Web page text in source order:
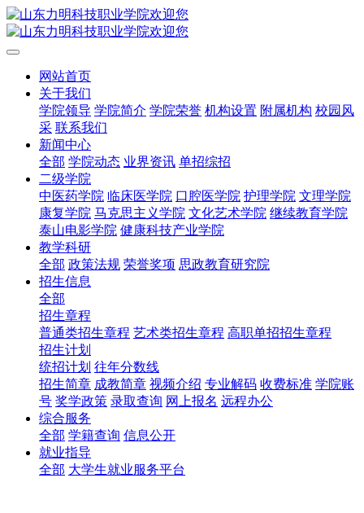
网站首页
关于我们
学院领导 学院简介 学院荣誉 机构设置 附属机构 校园风
采 联系我们
新闻中心
全部 学院动态 业界资讯 单招综招
二级学院
中医药学院 临床医学院 口腔医学院 护理学院 文理学院
康复学院 马克思主义学院 文化艺术学院 继续教育学院
泰山电影学院 健康科技产业学院
教学科研
全部 政策法规 荣誉奖项 思政教育研究院
招生信息
全部
招生章程
普通类招生章程 艺术类招生章程 高职单招招生章程
招生计划
统招计划 往年分数线
招生简章 成教简章 视频介绍 专业解码 收费标准 学院账
号 奖学政策 录取查询 网上报名 远程办公
综合服务
全部 学籍查询 信息公开
就业指导
全部 大学生就业服务平台